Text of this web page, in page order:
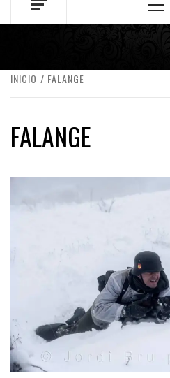
INICIO FALANGE
FALANGE